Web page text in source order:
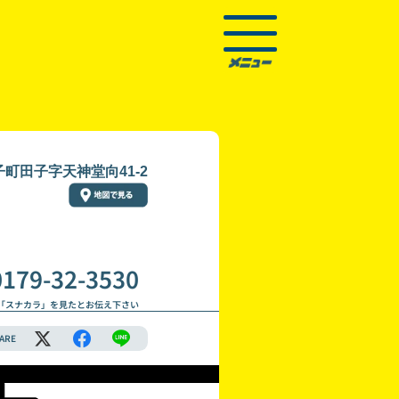
町田子字天神堂向41-2
32-3530
スナカラ」を見たとお伝え下さい